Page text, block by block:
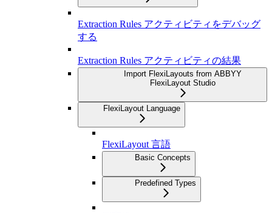
Extraction Rules アクティビティをデバッグ
する
Extraction Rules アクティビティの結果
Import FlexiLayouts from ABBYY
FlexiLayout Studio
FlexiLayout Language
FlexiLayout 言語
Basic Concepts
Predefined Types